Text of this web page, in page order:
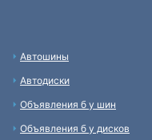
Автошины
Автодиски
Объявления б у шин
Объявления б у дисков